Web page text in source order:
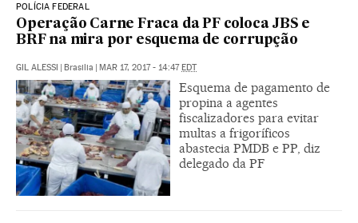
POLÍCIA FEDERAL
Operação Carne Fraca da PF coloca JBS e
BRF na mira por esquema de corrupção
GIL ALESSI | Brasilia | MAR 17, 2017 - 14:47EDT
Esquema de pagamento de
propina a agentes
fiscalizadores para evitar
multas a frigoríficos
abastecia PMDB e PP, diz
delegado da PF